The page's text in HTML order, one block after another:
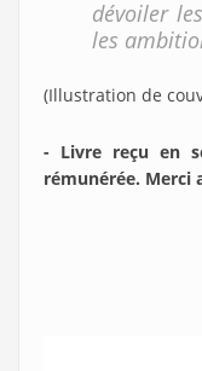
dévoiler
les
(Illustration de
- Livre reçu en
rémunérée. Merci